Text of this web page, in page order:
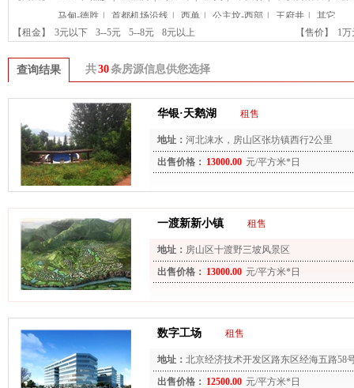
马甸-德胜 | 首都机场沿线 | 西单 | 公主坟-西部 | 王府井 |
其它
【租金】
3元以下 3--5元 5--8元 8元以上 【售价】 1
查询结果 共30条房源信息供您选择
华银·天鹅湖 租售
地址： 河北涞水，房山区张坊镇西行2公里
出售价格： 13000.00 元/平方米*日
一渡新新小镇 租售
地址： 房山区十渡野三坡风景区
出售价格： 13000.00 元/平方米*日
数字工场 租售
地址： 北京经济技术开发区路东区经海五路58
出售价格： 12500.00 元/平方米*日